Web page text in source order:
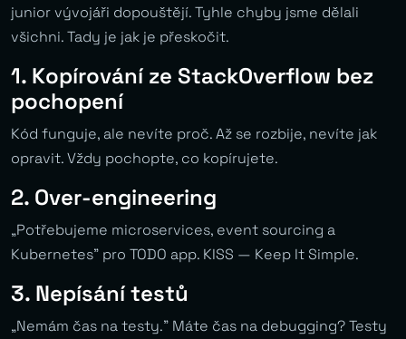
junior vývojáři dopouštějí. Tyhle chyby jsme dělali
všichni. Tady je jak je přeskočit.
1. Kopírování ze StackOverflow bez
pochopení
Kód funguje, ale nevíte proč. Až se rozbije, nevíte jak
opravit. Vždy pochopte, co kopírujete.
2. Over-engineering
„Potřebujeme microservices, event sourcing a
Kubernetes” pro TODO app. KISS — Keep It Simple.
3. Nepísání testů
„Nemám čas na testy.” Máte čas na debugging? Testy